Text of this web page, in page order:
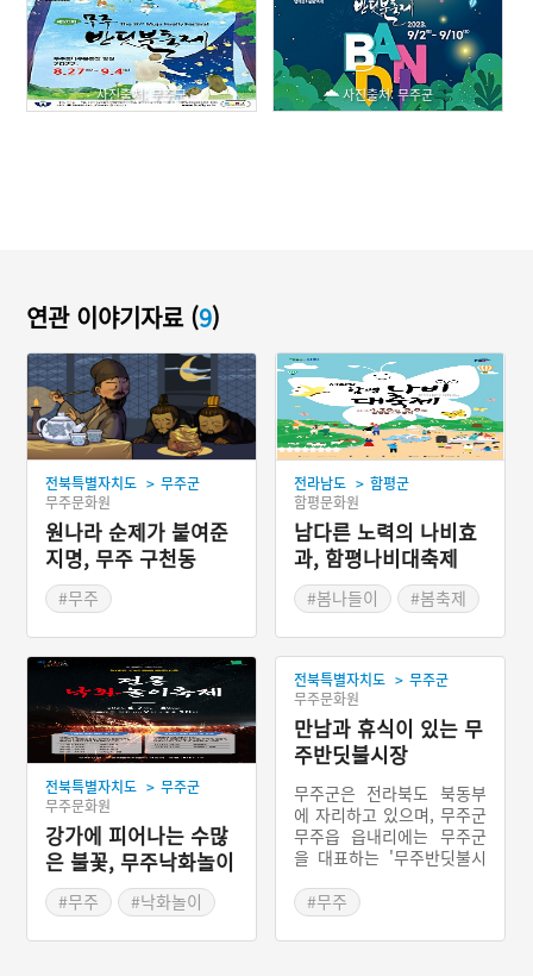
사진출처: 무주군 사진출처: 무주군
연관 이야기자료 (9)
전북특별자치도 > 무주군
무주문화원
원나라 순제가 붙여준
지명, 무주 구천동
#무주
전라남도 > 함평군
함평문화원
남다른 노력의 나비효
과, 함평나비대축제
#봄나들이 #봄축제
전북특별자치도 > 무주군
무주문화원
강가에 피어나는 수많
은 불꽃, 무주낙화놀이
#무주
#낙화놀이
전북특별자치도 > 무주군
무주문화원
만남과 휴식이 있는 무
주반딧불시장
무주군은 전라북도 북동부
에 자리하고 있으며, 무주군
무주읍 읍내리에는 무주군
을 대표하는 '무주반딧불시
은 1890년에 형성된 ‘산골
재래시장’에서 기원하였으
며, 상설시장과 매월 1, 6일
#무주